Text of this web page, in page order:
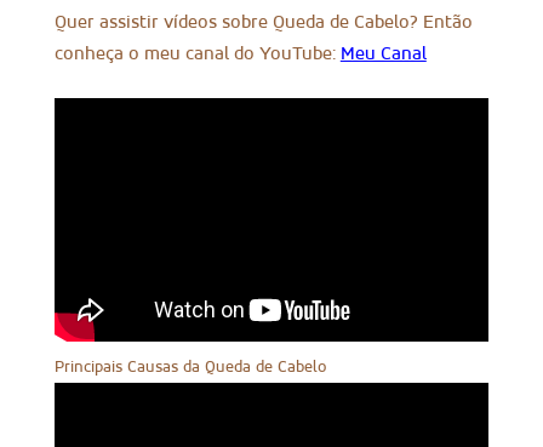
Quer assistir vídeos sobre Queda de Cabelo? Então
conheça o meu canal do YouTube: Meu Canal
Principais Causas da Queda de Cabelo